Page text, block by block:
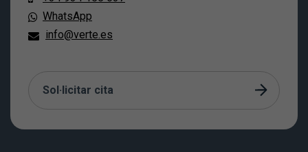
WhatsApp
info@verte.es
Sol·licitar cita